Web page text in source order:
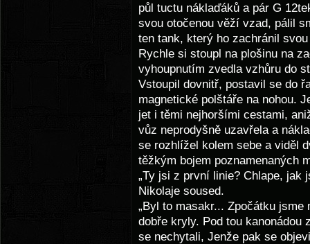
půl tuctu náklaďáků a pár G
svou otočenou věží vzad, pálil
ten tank, který ho zachránil
Rychle si stoupl na plošinu na
vyhoupnutím zvedla vzhůru do
Vstoupil dovnitř, postavil se do
magnetické polštáře na nohou.
jet i těmi nejhoršími cestami,
vůz neprodyšně uzavřela a
se rozhlížel kolem sebe a viděl
těžkým bojem poznamenaných
„Ty jsi z první linie? Chlape, jak
Nikolaje soused.
„Byl to masakr... Zpočátku
dobře kryly. Pod tou
se nechytali, Jenže pak se